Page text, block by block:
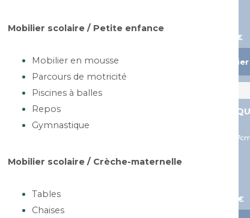
Mobilier scolaire / Petite enfance
Mobilier en mousse
Parcours de motricité
Piscines à balles
Repos
Gymnastique
Mobilier scolaire / Crèche-maternelle
Tables
Chaises
A partir de 515,10 €
Ajouter au panier
BANC EN BOIS
Dims: L180/
A partir de 389,12 €